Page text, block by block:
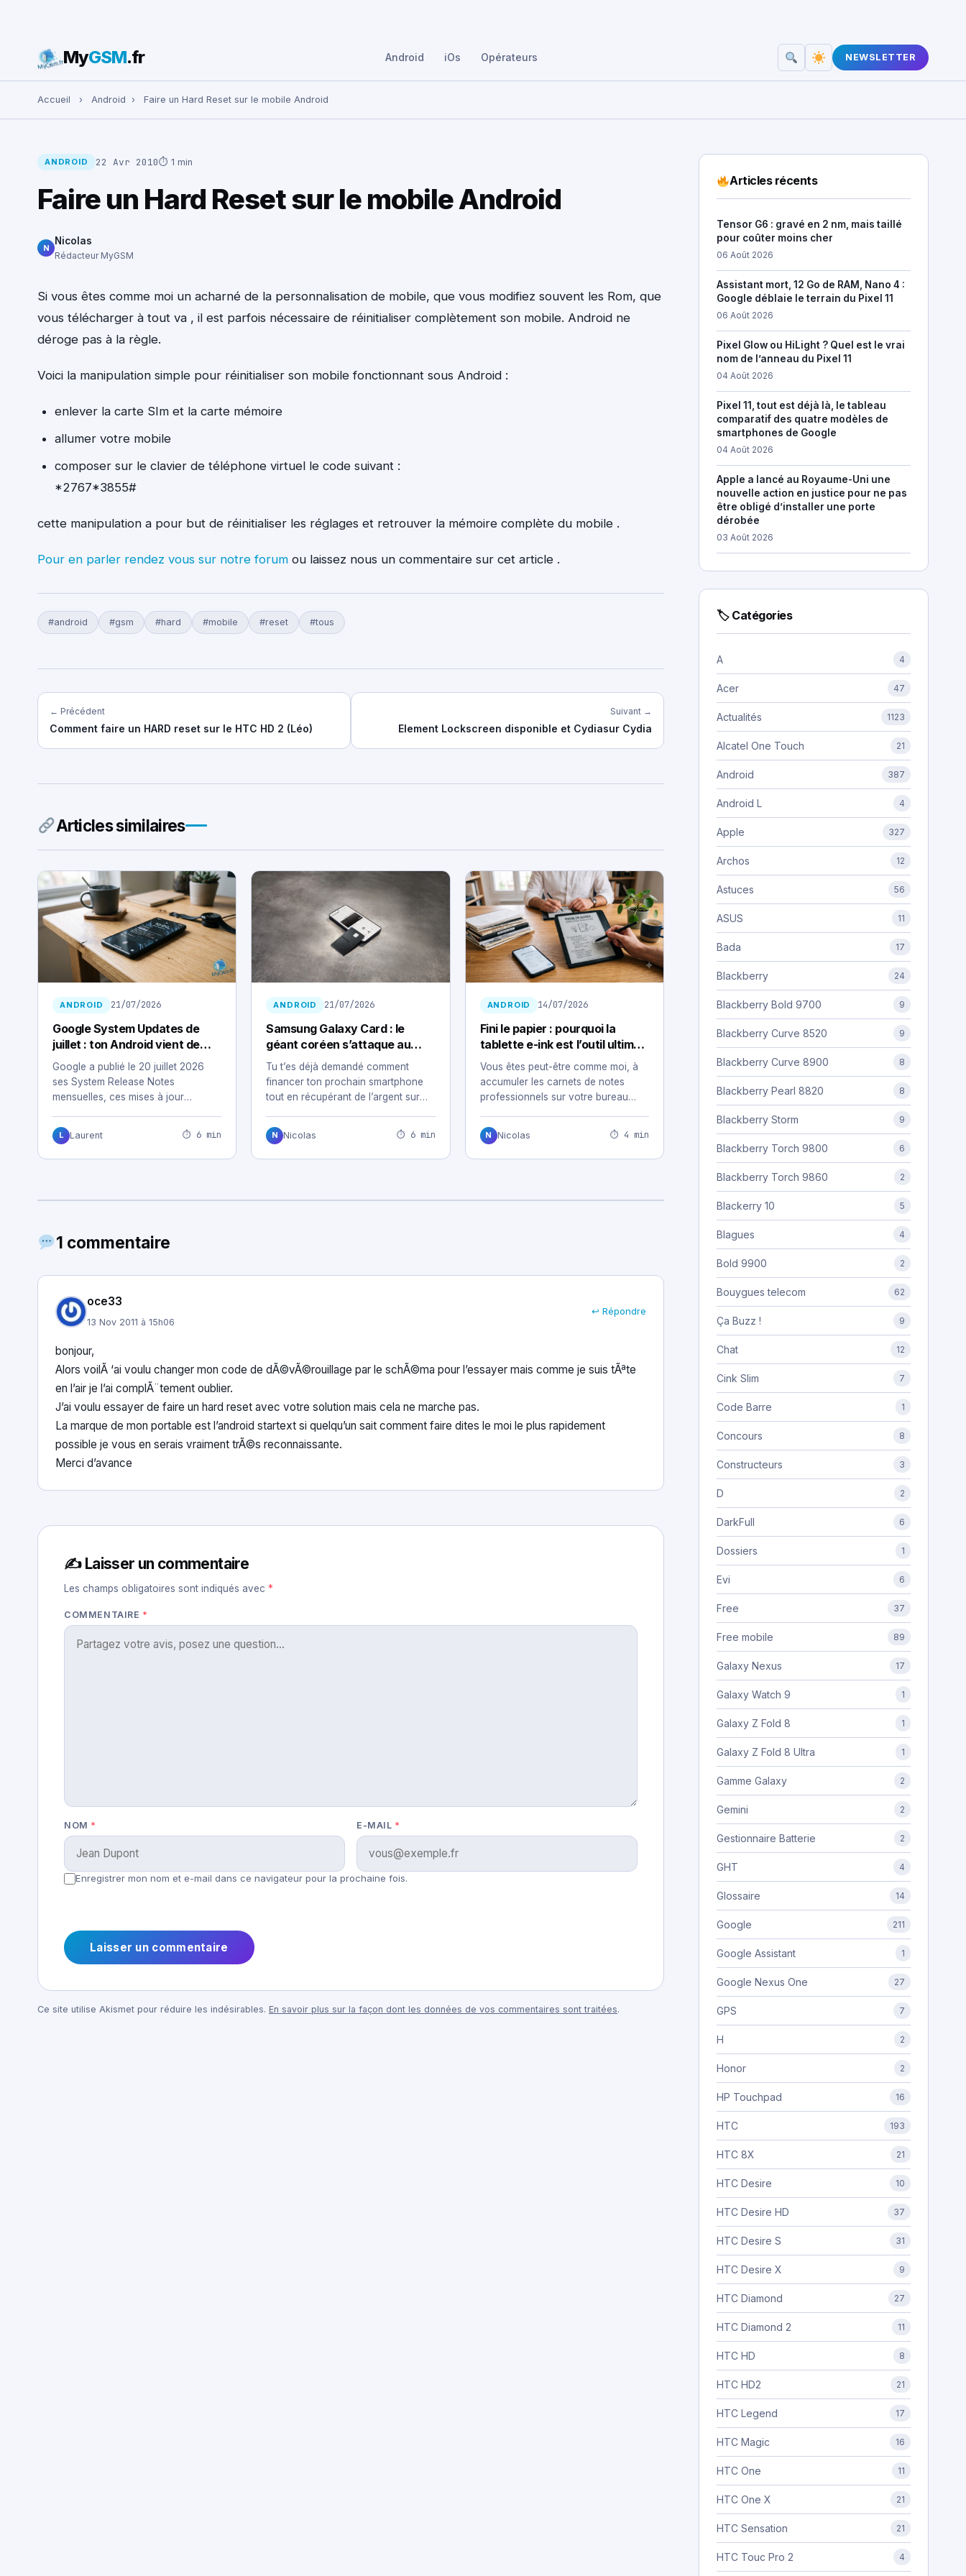
Rechercher :
MyGSM.fr Android iOs Opérateurs NEWSLETTER
Accueil › Android › Faire un Hard Reset sur le mobile Android
ANDROID 22 Avr 2010⏱ 1 min
Faire un Hard Reset sur le mobile Android
N
Nicolas
Rédacteur MyGSM
Si vous êtes comme moi un acharné de la personnalisation de mobile, que vous modifiez souvent les Rom, que
vous télécharger à tout va , il est parfois nécessaire de réinitialiser complètement son mobile. Android ne
déroge pas à la règle.
Voici la manipulation simple pour réinitialiser son mobile fonctionnant sous Android :
enlever la carte SIm et la carte mémoire
allumer votre mobile
composer sur le clavier de téléphone virtuel le code suivant :
*2767*3855#
cette manipulation a pour but de réinitialiser les réglages et retrouver la mémoire complète du mobile .
Pour en parler rendez vous sur notre forum ou laissez nous un commentaire sur cet article .
#android #gsm #hard #mobile #reset #tous
← Précédent
Comment faire un HARD reset sur le HTC HD 2 (Léo)
Suivant →
Element Lockscreen disponible et Cydiasur Cydia
Articles similaires
ANDROID 21/07/2026
Google System Updates de
juillet : ton Android vient de
changer sans te demander ton
avis
Google a publié le 20 juillet 2026
ses System Release Notes
mensuelles, ces mises à jour
L Laurent ⏱ 6 min
ANDROID 21/07/2026
Samsung Galaxy Card : le
géant coréen s’attaque au
secteur bancaire
Tu t’es déjà demandé comment
financer ton prochain smartphone
tout en récupérant de l’argent sur
N Nicolas ⏱ 6 min
ANDROID 14/07/2026
Fini le papier : pourquoi la
tablette e-ink est l’outil ultime
des professionnels nomades
Vous êtes peut-être comme moi, à
accumuler les carnets de notes
professionnels sur votre bureau
N Nicolas ⏱ 4 min
1 commentaire
oce33
13 Nov 2011 à 15h06
↩ Répondre
bonjour,
Alors voilÃ ‘ai voulu changer mon code de dÃ©vÃ©rouillage par le schÃ©ma pour l’essayer mais comme je suis tÃªte
en l’air je l’ai complÃ¨tement oublier.
J’ai voulu essayer de faire un hard reset avec votre solution mais cela ne marche pas.
La marque de mon portable est l’android startext si quelqu’un sait comment faire dites le moi le plus rapidement
possible je vous en serais vraiment trÃ©s reconnaissante.
Merci d’avance
✍️ Laisser un commentaire
Les champs obligatoires sont indiqués avec *
COMMENTAIRE *
NOM * E-MAIL *
Enregistrer mon nom et e-mail dans ce navigateur pour la prochaine fois.
Ce site utilise Akismet pour réduire les indésirables. En savoir plus sur la façon dont les données de vos commentaires sont traitées.
Articles récents
Tensor G6 : gravé en 2 nm, mais taillé
pour coûter moins cher
06 Août 2026
Assistant mort, 12 Go de RAM, Nano 4 :
Google déblaie le terrain du Pixel 11
06 Août 2026
Pixel Glow ou HiLight ? Quel est le vrai
nom de l’anneau du Pixel 11
04 Août 2026
Pixel 11, tout est déjà là, le tableau
comparatif des quatre modèles de
smartphones de Google
04 Août 2026
Apple a lancé au Royaume-Uni une
nouvelle action en justice pour ne pas
être obligé d’installer une porte
dérobée
03 Août 2026
🏷 Catégories
A 4
Acer 47
Actualités 1123
Alcatel One Touch 21
Android 387
Android L 4
Apple 327
Archos 12
Astuces 56
ASUS 11
Bada 17
Blackberry 24
Blackberry Bold 9700 9
Blackberry Curve 8520 9
Blackberry Curve 8900 8
Blackberry Pearl 8820 8
Blackberry Storm 9
Blackberry Torch 9800 6
Blackberry Torch 9860 2
Blackerry 10 5
Blagues 4
Bold 9900 2
Bouygues telecom 62
Ça Buzz ! 9
Chat 12
Cink Slim 7
Code Barre 1
Concours 8
Constructeurs 3
D 2
DarkFull 6
Dossiers 1
Evi 6
Free 37
Free mobile 89
Galaxy Nexus 17
Galaxy Watch 9 1
Galaxy Z Fold 8 1
Galaxy Z Fold 8 Ultra 1
Gamme Galaxy 2
Gemini 2
Gestionnaire Batterie 2
GHT 4
Glossaire 14
Google 211
Google Assistant 1
Google Nexus One 27
GPS 7
H 2
Honor 2
HP Touchpad 16
HTC 193
HTC 8X 21
HTC Desire 10
HTC Desire HD 37
HTC Desire S 31
HTC Desire X 9
HTC Diamond 27
HTC Diamond 2 11
HTC HD 8
HTC HD2 21
HTC Legend 17
HTC Magic 16
HTC One 11
HTC One X 21
HTC Sensation 21
HTC Touc Pro 2 4